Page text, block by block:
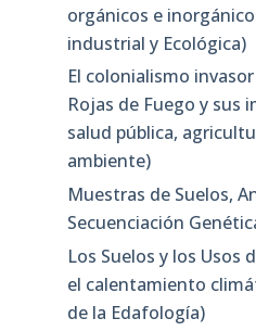
orgánicos e
industrial y Ecológica)
El colonialismo
Rojas de Fuego y sus
salud pública,
ambiente)
Muestras de Suelos,
Secuenciación
Los Suelos y los Usos
el calentamiento
de la Edafología)